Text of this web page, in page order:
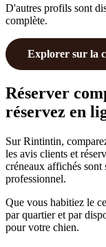
D'autres profils sont
complète.
Explorer sur la
Réserver
réservez en
Sur Rintintin,
les avis clients et
créneaux affichés sont
professionnel.
Que vous habitiez le
par quartier et par
pour votre chien.